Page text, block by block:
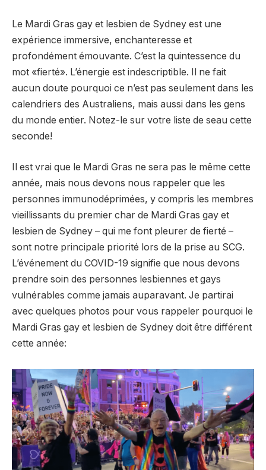
Le Mardi Gras gay et lesbien de Sydney est une
expérience immersive, enchanteresse et
profondément émouvante. C’est la quintessence du
mot «fierté». L’énergie est indescriptible. Il ne fait
aucun doute pourquoi ce n’est pas seulement dans les
calendriers des Australiens, mais aussi dans les gens
du monde entier. Notez-le sur votre liste de seau cette
seconde!
Il est vrai que le Mardi Gras ne sera pas le même cette
année, mais nous devons nous rappeler que les
personnes immunodéprimées, y compris les membres
vieillissants du premier char de Mardi Gras gay et
lesbien de Sydney – qui me font pleurer de fierté –
sont notre principale priorité lors de la prise au SCG.
L’événement du COVID-19 signifie que nous devons
prendre soin des personnes lesbiennes et gays
vulnérables comme jamais auparavant. Je partirai
avec quelques photos pour vous rappeler pourquoi le
Mardi Gras gay et lesbien de Sydney doit être différent
cette année: